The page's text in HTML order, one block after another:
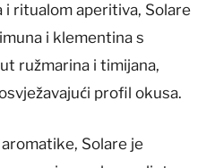
ritualom aperitiva, Solare
i klementina s
ružmarina i timijana,
profil okusa.
Solare je